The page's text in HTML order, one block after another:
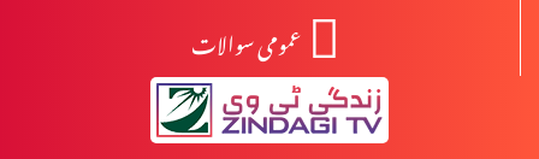
آزادی اور غلامی
عمومی سوالات